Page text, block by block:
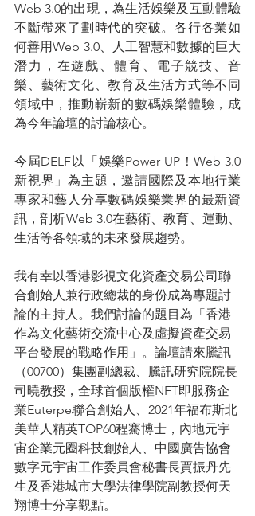
Web 3.0的出現，為生活娛樂及互動體驗
不斷帶來了劃時代的突破。各行各業如
何善用Web 3.0、人工智慧和數據的巨大
潛力，在遊戲、體育、電子競技、音
樂、藝術文化、教育及生活方式等不同
領域中，推動嶄新的數碼娛樂體驗，成
為今年論壇的討論核心。
今屆DELF以「娛樂Power UP！Web 3.0
新視界」為主題，邀請國際及本地行業
專家和藝人分享數碼娛樂業界的最新資
訊，剖析Web 3.0在藝術、教育、運動、
生活等各領域的未來發展趨勢。
我有幸以香港影視文化資產交易公司聯
合創始人兼行政總裁的身份成為專題討
論的主持人。我們討論的題目為「香港
作為文化藝術交流中心及虛擬資產交易
平台發展的戰略作用」。論壇請來騰訊
（00700）集團副總裁、騰訊研究院院長
司曉教授，全球首個版權NFT即服務企
業Euterpe聯合創始人、2021年福布斯北
美華人精英TOP60程騫博士，內地元宇
宙企業元圈科技創始人、中國廣告協會
數字元宇宙工作委員會秘書長賈振丹先
生及香港城市大學法律學院副教授何天
翔博士分享觀點。